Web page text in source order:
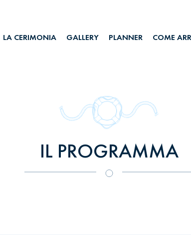
LA CERIMONIA GALLERY PLANNER COME
IL PROGRAMMA